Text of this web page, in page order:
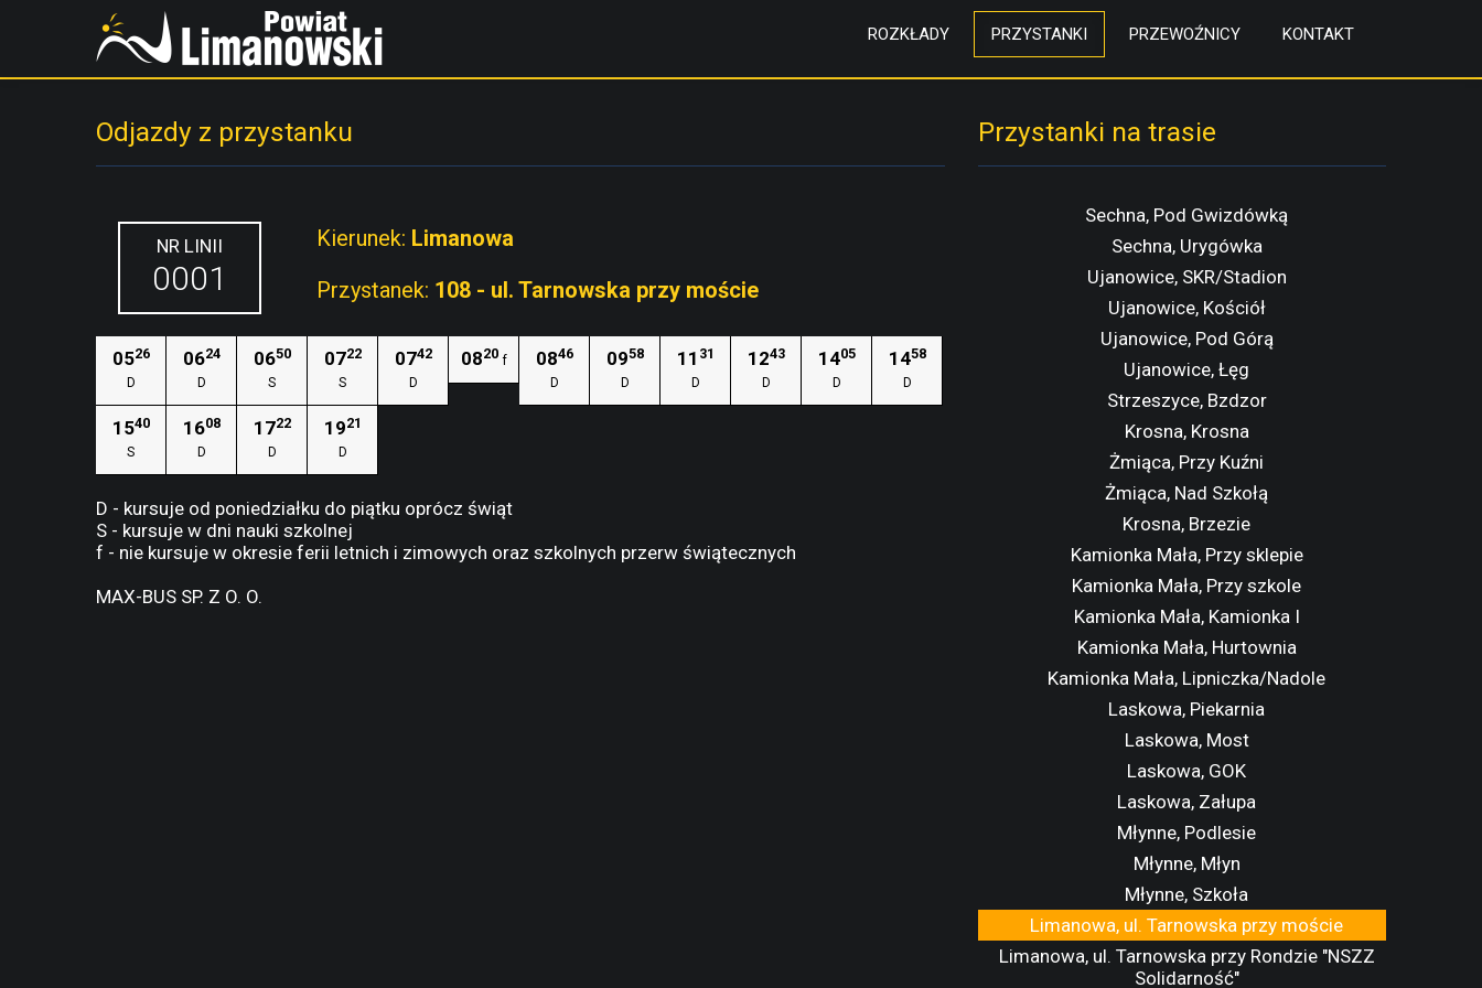
ROZKŁADY PRZYSTANKI PRZEWOŹNICY KONTAKT
Odjazdy z przystanku
NR LINII
0001
Kierunek: Limanowa
Przystanek: 108 - ul. Tarnowska przy moście
0526
D
0624
D
0650
S
0722
S
0742
D
0820 f 0846
D
0958
D
11 31
D
1243
D
1405
D
1458
D
1540
S
1608
D
1722
D
1921
D
D - kursuje od poniedziałku do piątku oprócz świąt
S - kursuje w dni nauki szkolnej
f - nie kursuje w okresie ferii letnich i zimowych oraz szkolnych przerw świątecznych
MAX-BUS SP. Z O. O.
Przystanki na trasie
Sechna, Pod Gwizdówką
Sechna, Urygówka
Ujanowice, SKR/Stadion
Ujanowice, Kościół
Ujanowice, Pod Górą
Ujanowice, Łęg
Strzeszyce, Bzdzor
Krosna, Krosna
Żmiąca, Przy Kuźni
Żmiąca, Nad Szkołą
Krosna, Brzezie
Kamionka Mała, Przy sklepie
Kamionka Mała, Przy szkole
Kamionka Mała, Kamionka I
Kamionka Mała, Hurtownia
Kamionka Mała, Lipniczka/Nadole
Laskowa, Piekarnia
Laskowa, Most
Laskowa, GOK
Laskowa, Załupa
Młynne, Podlesie
Młynne, Młyn
Młynne, Szkoła
Limanowa, ul. Tarnowska przy moście
Limanowa, ul. Tarnowska przy Rondzie "NSZZ
Solidarność"